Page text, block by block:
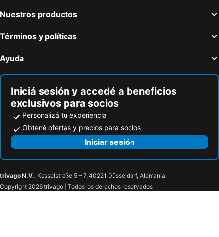
Nuestros productos
Términos y políticas
Ayuda
Iniciá sesión y accedé a beneficios
exclusivos para socios
Personalizá tu experiencia
Obtené ofertas y precios para socios
Iniciar sesión
trivago N.V., Kesselstraße 5 – 7, 40221 Düsseldorf, Alemania
Copyright 2026 trivago | Todos los derechos reservados